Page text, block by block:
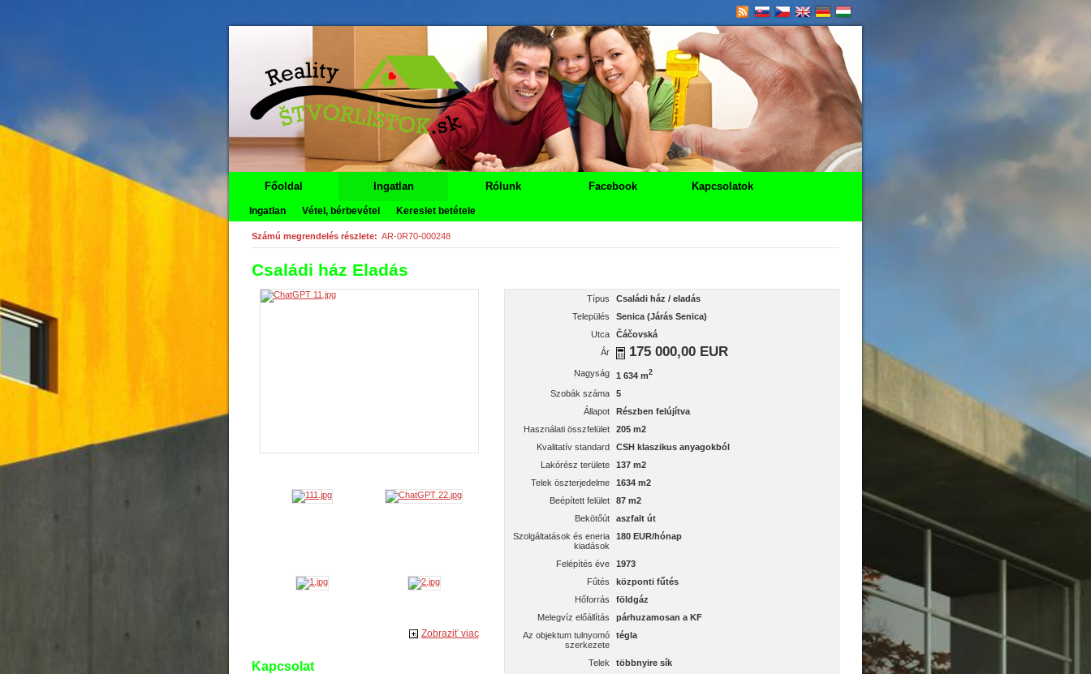
Főoldal Ingatlan
Ingatlan Vétel, bérbevétel Kereslet betétele
Rólunk Facebook Kapcsolatok
Számú megrendelés részlete: AR-0R70-000248
Családi ház Eladás
Zobraziť viac
Kapcsolat
Típus
Családi ház / eladás
Település
Senica (Járás Senica)
Utca
Čáčovská
Ár
175 000,00 EUR
Nagyság 1 634 m2
Szobák száma
5
Állapot
Részben felújítva
Használati összfelület
205 m2
Kvalitatív standard
CSH klaszikus anyagokból
Lakórész területe
137 m2
Telek öszterjedelme
1634 m2
Beépített felület
87 m2
Bekötőút
aszfalt út
Szolgáltatások és eneria
kiadások
180 EUR/hónap
Felépítés éve
1973
Fűtés
központi fűtés
Hőforrás
földgáz
Melegvíz előállítás
párhuzamosan a KF
Az objektum tulnyomó
szerkezete
tégla
Telek
többnyire sík